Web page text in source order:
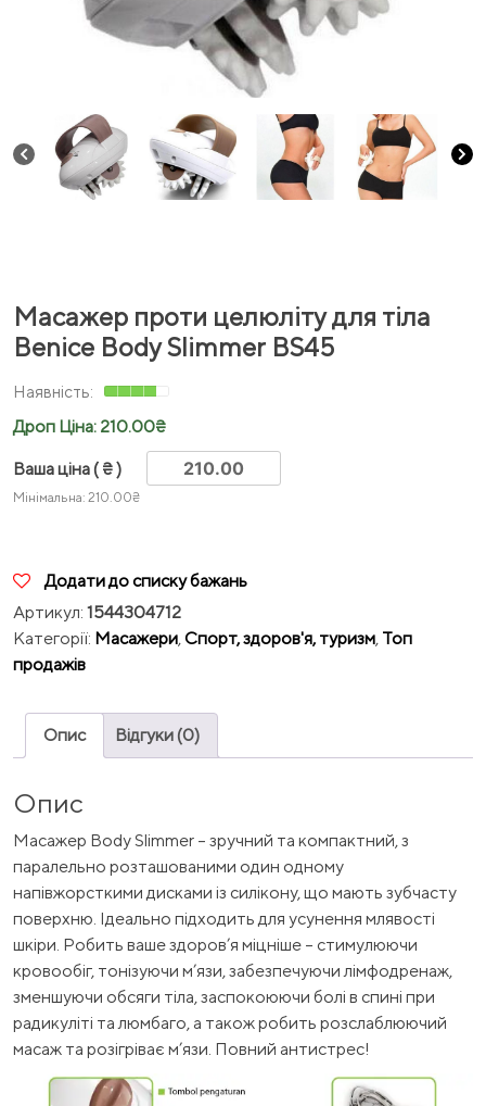
Масажер проти целюліту для тіла
Benice Body Slimmer BS45
Дроп Ціна: 210.00₴
Ваша ціна( ₴ )
Мінімальна: 210.00₴
Додати до списку бажань
Артикул: 1544304712
Категорії: Масажери, Спорт, здоров'я, туризм, Топ
продажів
Опис Відгуки (0)
Опис
Масажер Body Slimmer – зручний та компактний, з
паралельно розташованими один одному
напівжорсткими дисками із силікону, що мають зубчасту
поверхню. Ідеально підходить для усунення млявості
шкіри. Робить ваше здоров’я міцніше – стимулюючи
кровообіг, тонізуючи м’язи, забезпечуючи лімфодренаж,
зменшуючи обсяги тіла, заспокоюючи болі в спині при
радикуліті та люмбаго, а також робить розслаблюючий
масаж та розігріває м’язи. Повний антистрес!